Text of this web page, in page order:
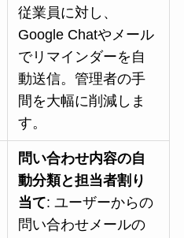
従業員に対し、
Google Chatやメール
でリマインダーを自
動送信。管理者の手
間を大幅に削減しま
す。
問い合わせ内容の自
動分類と担当者割り
当て: ユーザーからの
問い合わせメールの